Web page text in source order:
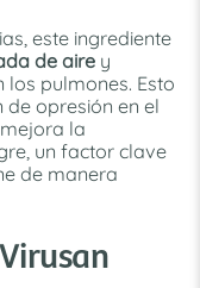
este ingrediente
de aire y
pulmones. Esto
opresión en el
la
un factor clave
de manera